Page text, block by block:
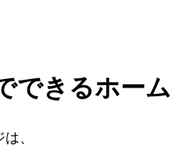
できるホー
、